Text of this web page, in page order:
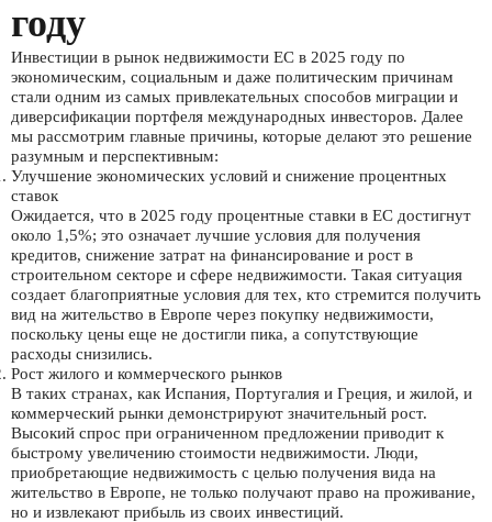
году
Инвестиции в рынок недвижимости ЕС в 2025 году по
экономическим, социальным и даже политическим причинам
стали одним из самых привлекательных способов миграции и
диверсификации портфеля международных инвесторов. Далее
мы рассмотрим главные причины, которые делают это решение
разумным и перспективным:
Улучшение экономических условий и снижение процентных
ставок
Ожидается, что в 2025 году процентные ставки в ЕС достигнут
около 1,5%; это означает лучшие условия для получения
кредитов, снижение затрат на финансирование и рост в
строительном секторе и сфере недвижимости. Такая ситуация
создает благоприятные условия для тех, кто стремится получить
вид на жительство в Европе через покупку недвижимости,
поскольку цены еще не достигли пика, а сопутствующие
расходы снизились.
Рост жилого и коммерческого рынков
В таких странах, как Испания, Португалия и Греция, и жилой, и
коммерческий рынки демонстрируют значительный рост.
Высокий спрос при ограниченном предложении приводит к
быстрому увеличению стоимости недвижимости. Люди,
приобретающие недвижимость с целью получения вида на
жительство в Европе, не только получают право на проживание,
но и извлекают прибыль из своих инвестиций.